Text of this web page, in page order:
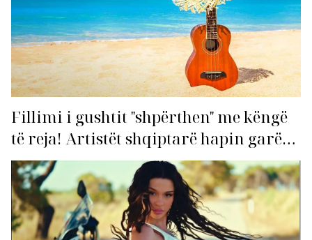
Fillimi i gushtit "shpërthen" me këngë
të reja! Artistët shqiptarë hapin garën
për hitin e verës!